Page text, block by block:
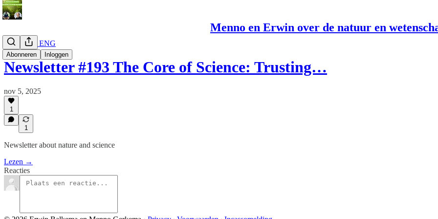
Menno en Erwin over de natuur en
Abonneren Inloggen
Newsletter ENG
Newsletter #193 The Core of Science: Trusting…
nov 5, 2025
1
1
Newsletter about nature and science
Lezen →
Reacties